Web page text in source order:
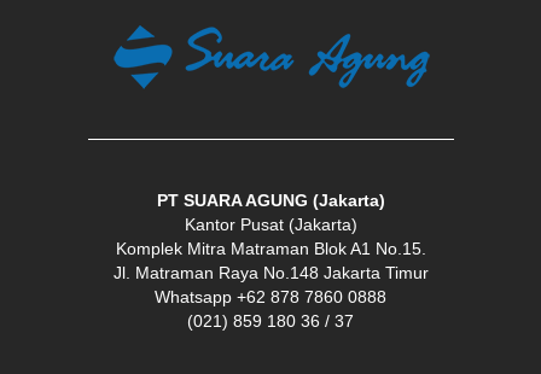
PT SUARA AGUNG (Jakarta)
Kantor Pusat (Jakarta)
Komplek Mitra Matraman Blok A1 No.15.
Jl. Matraman Raya No.148 Jakarta Timur
Whatsapp +62 878 7860 0888
(021) 859 180 36 / 37